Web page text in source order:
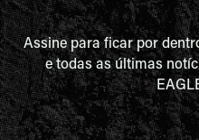
Assine para ficar por
e todas as últimas